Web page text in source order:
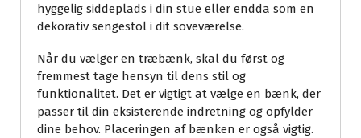
hyggelig siddeplads i din stue eller endda som en
dekorativ sengestol i dit soveværelse.
Når du vælger en træbænk, skal du først og
fremmest tage hensyn til dens stil og
funktionalitet. Det er vigtigt at vælge en bænk, der
passer til din eksisterende indretning og opfylder
dine behov. Placeringen af bænken er også vigtig.